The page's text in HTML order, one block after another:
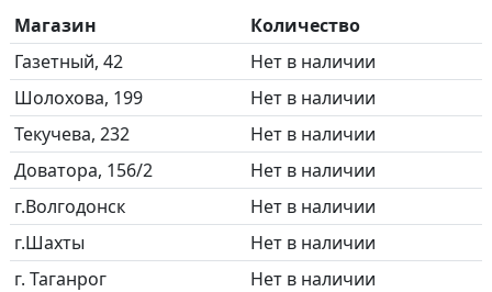
Магазин
Количество
Газетный, 42
Нет в наличии
Шолохова, 199
Нет в наличии
Текучева, 232
Нет в наличии
Доватора, 156/2
Нет в наличии
г.Волгодонск
Нет в наличии
г.Шахты
Нет в наличии
г. Таганрог
Нет в наличии